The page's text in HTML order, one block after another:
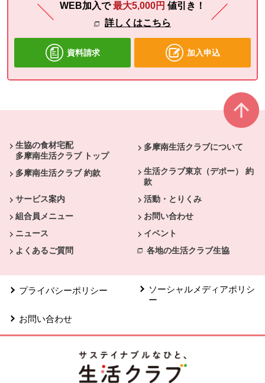
WEB加入で最大5,000円 値引き！
詳しくはこちら
資料請求 加入申込
生協の食材宅配
多摩南生活クラブ トップ
多摩南生活クラブについて
多摩南生活クラブ 約款
生活クラブ東京（デポー） 約
款
サービス案内
活動・とりくみ
組合員メニュー
お問い合わせ
ニュース
イベント
よくあるご質問
各地の生活クラブ生協
プライバシーポリシー
ソーシャルメディアポリシ
ー
お問い合わせ